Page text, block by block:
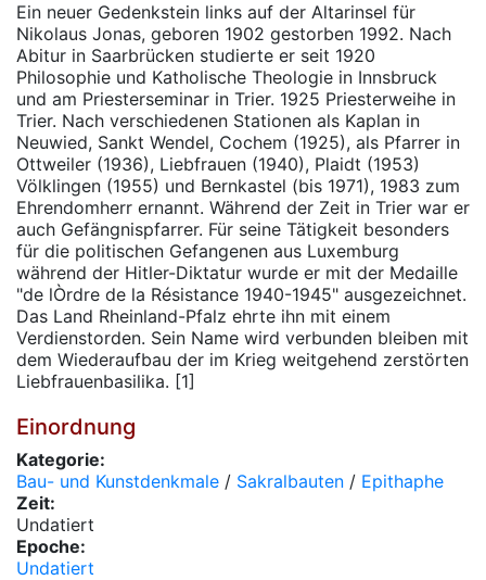
Ein neuer Gedenkstein links auf der Altarinsel für
Nikolaus Jonas, geboren 1902 gestorben 1992. Nach
Abitur in Saarbrücken studierte er seit 1920
Philosophie und Katholische Theologie in Innsbruck
und am Priesterseminar in Trier. 1925 Priesterweihe in
Trier. Nach verschiedenen Stationen als Kaplan in
Neuwied, Sankt Wendel, Cochem (1925), als Pfarrer in
Ottweiler (1936), Liebfrauen (1940), Plaidt (1953)
Völklingen (1955) und Bernkastel (bis 1971), 1983 zum
Ehrendomherr ernannt. Während der Zeit in Trier war er
auch Gefängnispfarrer. Für seine Tätigkeit besonders
für die politischen Gefangenen aus Luxemburg
während der Hitler-Diktatur wurde er mit der Medaille
"de lÒrdre de la Résistance 1940-1945" ausgezeichnet.
Das Land Rheinland-Pfalz ehrte ihn mit einem
Verdienstorden. Sein Name wird verbunden bleiben mit
dem Wiederaufbau der im Krieg weitgehend zerstörten
Liebfrauenbasilika. [1]
Einordnung
Kategorie:
Bau- und Kunstdenkmale / Sakralbauten / Epithaphe
Zeit:
Undatiert
Epoche:
Undatiert